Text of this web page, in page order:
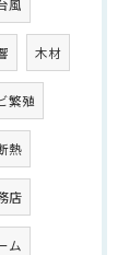
風
木材
繁殖
熱
店
ム